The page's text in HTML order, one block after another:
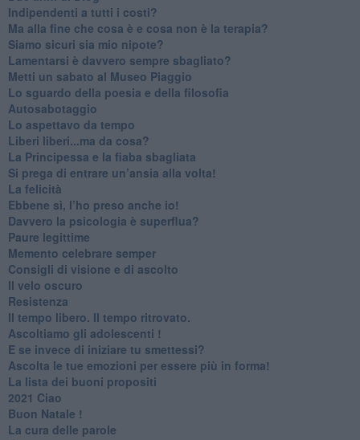
​Indipendenti a tutti i costi?
​Ma alla fine che cosa è e cosa non è la terapia?
​Siamo sicuri sia mio nipote?
​Lamentarsi è davvero sempre sbagliato?
​Metti un sabato al Museo Piaggio
​Lo sguardo della poesia e della filosofia
Autosabotaggio
​Lo aspettavo da tempo
​Liberi liberi...ma da cosa?
​La Principessa e la fiaba sbagliata
Si prega di entrare un’ansia alla volta!
​La felicità
​Ebbene sì, l’ho preso anche io!
​Davvero la psicologia è superflua?
Paure legittime
​Memento celebrare semper
​Consigli di visione e di ascolto
​Il velo oscuro
Resistenza
​Il tempo libero. Il tempo ritrovato.
Ascoltiamo gli adolescenti !
​E se invece di iniziare tu smettessi?
​Ascolta le tue emozioni per essere più in forma!
​La lista dei buoni propositi
2021 Ciao
Buon Natale !
​La cura delle parole